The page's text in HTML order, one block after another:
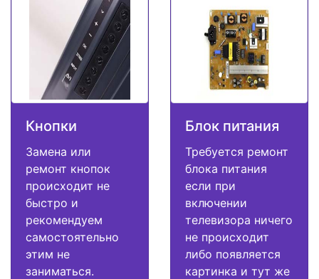
Кнопки
Замена или
ремонт кнопок
происходит не
быстро и
рекомендуем
самостоятельно
этим не
заниматься.
Блок питания
Требуется ремонт
блока питания
если при
включении
телевизора ничего
не происходит
либо появляется
картинка и тут же